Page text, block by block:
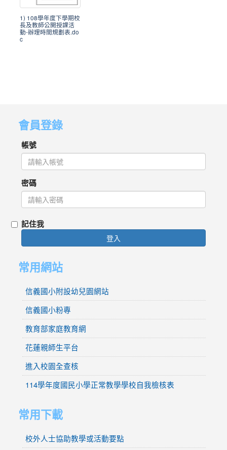
1) 108學年度下學期校
長及教師公開授課活
動-辦理時間規劃表.do
c
會員登錄
帳號
密碼
記住我
登入
常用網站
信義國小附設幼兒園網站
信義國小粉專
教育部家庭教育網
花蓮親師生平台
進入校園全查核
114學年度國民小學正常教學學校自我檢核表
常用下載
校外人士協助教學或活動要點